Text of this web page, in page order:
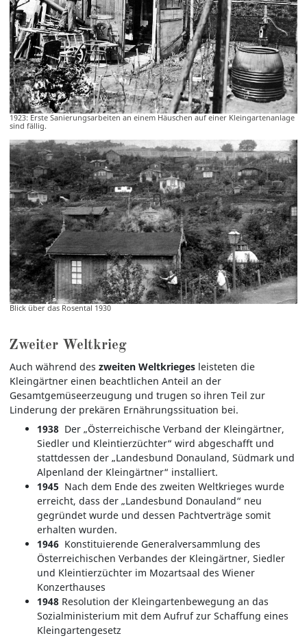
1923: Erste Sanierungsarbeiten an einem Häuschen auf einer Kleingartenanlage
sind fällig.
Blick über das Rosental 1930
Zweiter Weltkrieg
Auch während des zweiten Weltkrieges leisteten die
Kleingärtner einen beachtlichen Anteil an der
Gesamtgemüseerzeugung und trugen so ihren Teil zur
Linderung der prekären Ernährungssituation bei.
1938 Der „Österreichische Verband der Kleingärtner,
Siedler und Kleintierzüchter“ wird abgeschafft und
stattdessen der „Landesbund Donauland, Südmark und
Alpenland der Kleingärtner“ installiert.
1945 Nach dem Ende des zweiten Weltkrieges wurde
erreicht, dass der „Landesbund Donauland“ neu
gegründet wurde und dessen Pachtverträge somit
erhalten wurden.
1946 Konstituierende Generalversammlung des
Österreichischen Verbandes der Kleingärtner, Siedler
und Kleintierzüchter im Mozartsaal des Wiener
Konzerthauses
1948 Resolution der Kleingartenbewegung an das
Sozialministerium mit dem Aufruf zur Schaffung eines
Kleingartengesetz